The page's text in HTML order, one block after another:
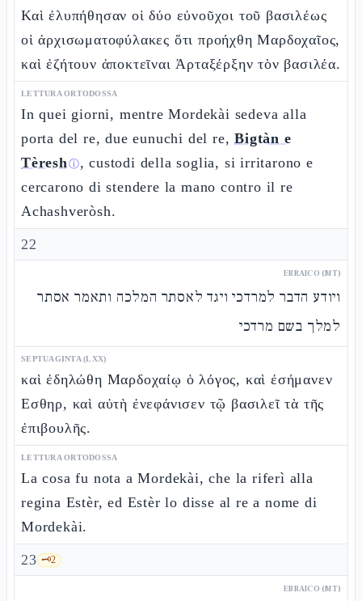
Καὶ ἐλυπήθησαν οἱ δύο εὐνοῦχοι τοῦ βασιλέως
οἱ ἀρχισωματοφύλακες ὅτι προήχθη Μαρδοχαῖος,
καὶ ἐζήτουν ἀποκτεῖναι Ἀρταξέρξην τὸν βασιλέα.
LETTURA ORTODOSSA
In quei giorni, mentre Mordekài sedeva alla
porta del re, due eunuchi del re,Bigtàn e
Tèreshⓘ, custodi della soglia, si irritarono e
cercarono di stendere la mano contro il re
Achashveròsh.
22
EBRAICO (MT)
ויודע הדבר למרדכי ויגד לאסתר המלכה ותאמר אסתר
למלך בשם מרדכי
SEPTUAGINTA (LXX)
καὶ ἐδηλώθη Μαρδοχαίῳ ὁ λόγος, καὶ ἐσήμανεν
Εσθηρ, καὶ αὐτὴ ἐνεφάνισεν τῷ βασιλεῖ τὰ τῆς
ἐπιβουλῆς.
LETTURA ORTODOSSA
La cosa fu nota a Mordekài, che la riferì alla
regina Estèr, ed Estèr lo disse al re a nome di
Mordekài.
23 🗝️2
EBRAICO (MT)